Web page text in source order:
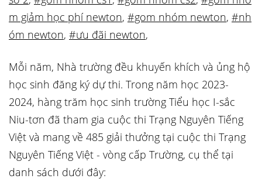
m giảm học phí newton, #gom nhóm newton, #nh
óm newton, #ưu đãi newton,
Mỗi năm, Nhà trường đều khuyến khích và ủng hộ
học sinh đăng ký dự thi. Trong năm học 2023-
2024, hàng trăm học sinh trường Tiểu học I-sắc
Niu-tơn đã tham gia cuộc thi Trạng Nguyên Tiếng
Việt và mang về 485 giải thưởng tại cuộc thi Trạng
Nguyên Tiếng Việt - vòng cấp Trường, cụ thể tại
danh sách dưới đây: